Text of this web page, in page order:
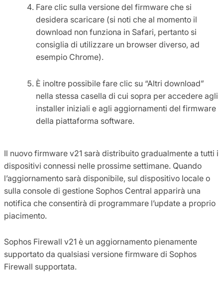
Fare clic sulla versione del firmware che si
desidera scaricare (si noti che al momento il
download non funziona in Safari, pertanto si
consiglia di utilizzare un browser diverso, ad
esempio Chrome).
È inoltre possibile fare clic su “Altri download”
nella stessa casella di cui sopra per accedere agli
installer iniziali e agli aggiornamenti del firmware
della piattaforma software.
Il nuovo firmware v21 sarà distribuito gradualmente a tutti i
dispositivi connessi nelle prossime settimane. Quando
l’aggiornamento sarà disponibile, sul dispositivo locale o
sulla console di gestione Sophos Central apparirà una
notifica che consentirà di programmare l’update a proprio
piacimento.
Sophos Firewall v21 è un aggiornamento pienamente
supportato da qualsiasi versione firmware di Sophos
Firewall supportata.